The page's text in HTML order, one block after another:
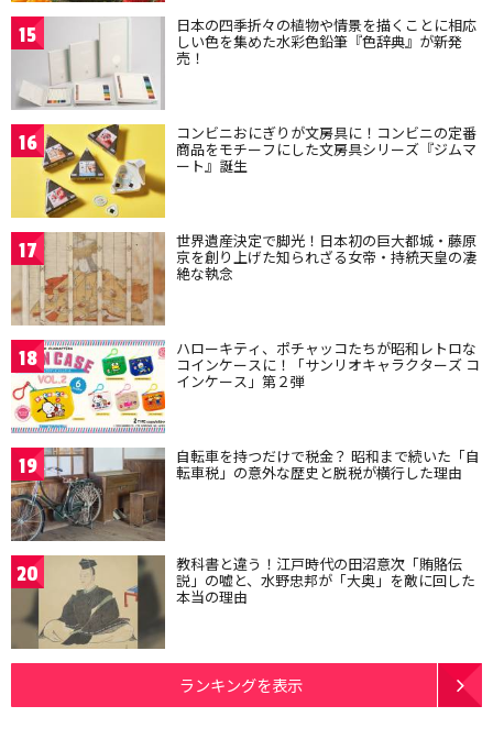
15 日本の四季折々の植物や情景を描くことに相応
しい色を集めた水彩色鉛筆『色辞典』が新発
売！
16 コンビニおにぎりが文房具に！コンビニの定番
商品をモチーフにした文房具シリーズ『ジムマ
ート』誕生
17 世界遺産決定で脚光！日本初の巨大都城・藤原
京を創り上げた知られざる女帝・持統天皇の凄
絶な執念
18 ハローキティ、ポチャッコたちが昭和レトロな
コインケースに！「サンリオキャラクターズ コ
インケース」第２弾
19 自転車を持つだけで税金？ 昭和まで続いた「自
転車税」の意外な歴史と脱税が横行した理由
20 教科書と違う！江戸時代の田沼意次「賄賂伝
説」の嘘と、水野忠邦が「大奥」を敵に回した
本当の理由
ランキングを表示